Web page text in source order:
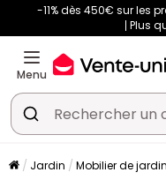
-11% dès 450€ sur les
Plus
Menu
Jardin Mobilier de jardin